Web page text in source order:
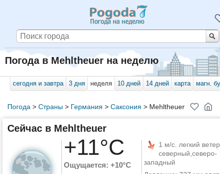
Погода в Mehltheuer на неделю
сегодня и завтра 3 дня неделя 10 дней 14 дней карта магн.
Погода > Страны> Германия > Саксония > Mehltheuer
Сейчас в Mehltheuer
+11°C
Ощущается: +10°C
1 м/с. легкий
северный,северо-
западный